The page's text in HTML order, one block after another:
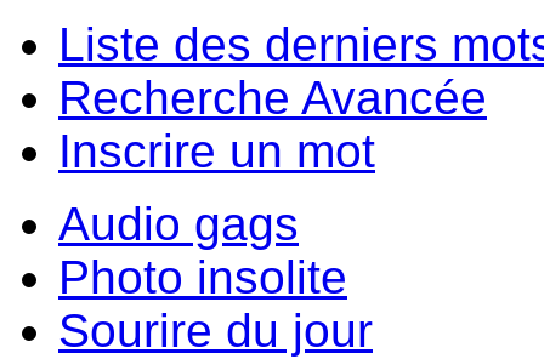
Liste des derniers
Recherche Avancée
Inscrire un mot
Audio gags
Photo insolite
Sourire du jour